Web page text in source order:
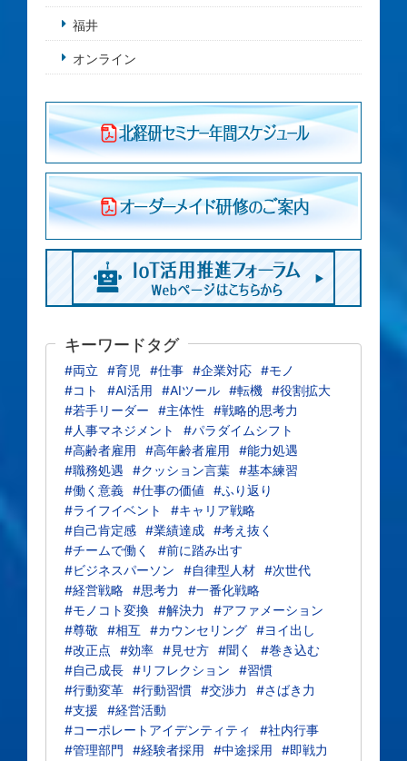
福井
オンライン
キーワードタグ
#両立 #育児 #仕事 #企業対応 #モノ
#コト
#AI活用 #AIツール #転機 #役割拡大
#若手リーダー
#主体性
#戦略的思考力
#人事マネジメント
#パラダイムシフト
#高齢者雇用
#高年齢者雇用
#能力処遇
#職務処遇
#クッション言葉 #基本練習
#働く意義 #仕事の価値
#ふり返り
#ライフイベント
#キャリア戦略
#自己肯定感 #業績達成 #考え抜く
#チームで働く
#前に踏み出す
#ビジネスパーソン
#自律型人材 #次世代
#経営戦略 #思考力
#一番化戦略
#モノコト変換 #解決力
#アファメーション
#尊敬
#相互 #カウンセリング #ヨイ出し
#改正点
#効率 #見せ方 #聞く
#巻き込む
#自己成長 #リフレクション
#習慣
#行動変革 #行動習慣 #交渉力
#さばき力
#支援
#経営活動
#コーポレートアイデンティティ
#社内行事
#管理部門
#経験者採用 #中途採用
#即戦力